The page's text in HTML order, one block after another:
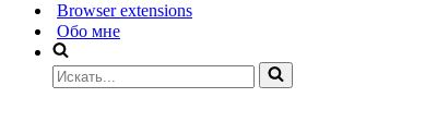
Browser extensions
Обо мне
Искать...